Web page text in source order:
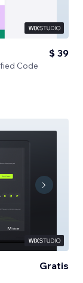
Code
$ 39
Gratis